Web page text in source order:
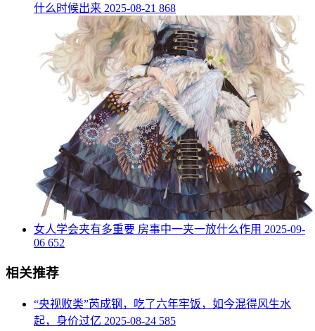
什么时候出来 2025-08-21 868
​女人学会夹有多重要 房事中一夹一放什么作用 2025-09-
06 652
相关推荐
​“央视败类”芮成钢，吃了六年牢饭，如今混得风生水
起，身价过亿 2025-08-24 585